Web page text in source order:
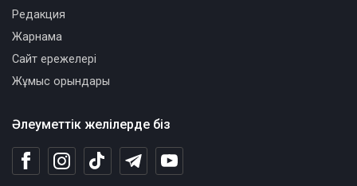
Әлеуметтік желілерде біз
Редакция
Жарнама
Сайт ережелері
Жұмыс орындары